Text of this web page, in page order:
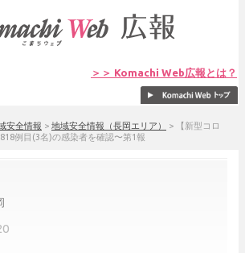
＞＞ Komachi Web広報とは？
安全情報 > 地域安全情報（長岡エリア） >
【新型コロ
例目(3名)の感染者を確認〜第1報